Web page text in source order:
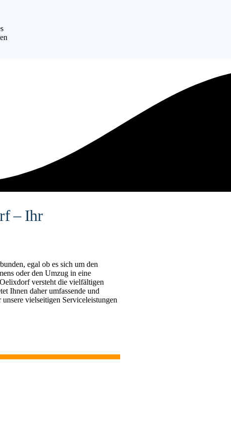
– Ihr
egal ob es sich um den
oder den Umzug in eine
versteht die vielfältigen
Ihnen daher umfassende und
vielseitigen Serviceleistungen